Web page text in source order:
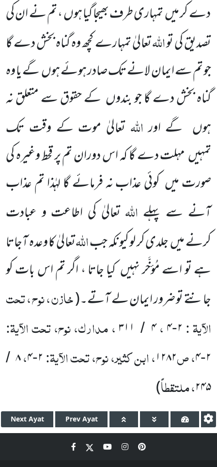
دے کر میںتمہاری طرف بھیجا گیا ہوں ، تم نے ان کی
تصدیق کی تواللّٰہتعالیٰ تمہارے کچھ وہ گناہ بخش دے گا
جو تم سے ایمان لانے تک صادر ہوئے ہوںگے یا وہ
گناہ بخشدے گا جو بندوں کے حقوق سے متعلق نہ
ہوں گے اوراللّٰہ تعالیٰ موت کے وقت تک
تمہیںمہلت دے گا کہ اس دوران تم پر قحط وغیرہ کی
صورت میں کوئی عذاب نہ فرمائے گا لہٰذا تم عذاب
آنے سے پہلے اللّٰہتعالیٰ کی اطاعت و عبادت
کرنےمیںجلدی کر لو کیونکہ جباللّٰہتعالیٰ کا وعدہ آجاتا
ہے تو اسے مُؤخَّر نہیںکیا جاتا ، اگر تم اس بات کو
جانتےتو ضرور ایمانلے آتے۔(خازن ، نوح ، تحت
الآیۃ :۲-۴،۴ / ۳۱۱، مدارک، نوح، تحت الآیۃ:
۲-۴، ص۱۲۸۲، ابن کثیر، نوح، تحت الآیۃ:۲-۴،۸/
۲۴۵، ملتقطاً)
Next Ayat Prev Ayat